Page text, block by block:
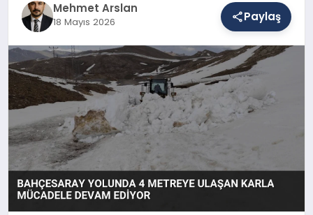
EĞITIM
DÜNYA
YAŞAM
Mehmet Arslan
18 Mayıs 2026 Paylaş